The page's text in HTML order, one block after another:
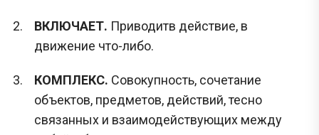
ВКЛЮЧАЕТ. Приводитв действие, в
движение что-либо.
КОМПЛЕКС. Совокупность, сочетание
объектов, предметов, действий, тесно
связанных и взаимодействующих между